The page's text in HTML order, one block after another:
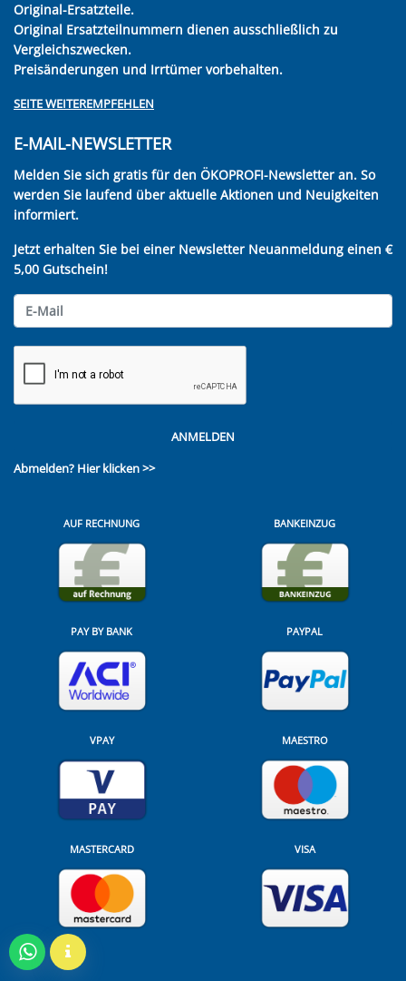
Original-Ersatzteile.
Original Ersatzteilnummern dienen ausschließlich zu
Vergleichszwecken.
Preisänderungen und Irrtümer vorbehalten.
SEITE WEITEREMPFEHLEN
E-MAIL-NEWSLETTER
Melden Sie sich gratis für den ÖKOPROFI-Newsletter an. So
werden Sie laufend über aktuelle Aktionen und Neuigkeiten
informiert.
Jetzt erhalten Sie bei einer Newsletter Neuanmeldung einen €
5,00 Gutschein!
ANMELDEN
Abmelden? Hier klicken >>
AUF RECHNUNG BANKEINZUG
PAY BY BANK PAYPAL
VPAY MAESTRO
MASTERCARD VISA